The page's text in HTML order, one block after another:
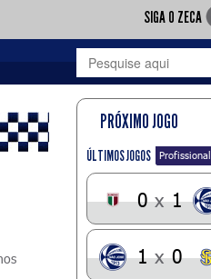
SIGA O ZECA
PRÓXIMO JOGO
ÚLTIMOS JOGOS Profissional
0 x 1
1 x 0